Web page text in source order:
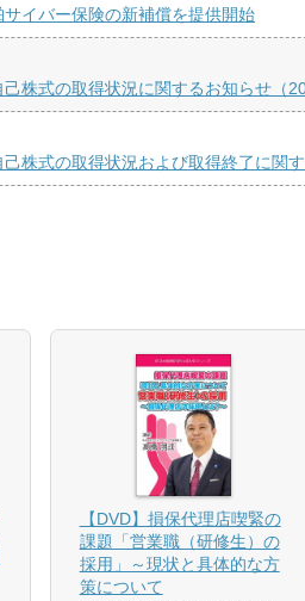
イバー保険の新補償を提供開始
株式の取得状況に関するお知らせ（
株式の取得状況および取得終了に関
【DVD】損保代理店喫緊の
課題「営業職（研修生）の
採用」～現状と具体的な方
策について